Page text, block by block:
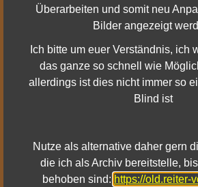
90
-45% +90%
100
-50% +100%
Du bist der Meinung hier stimmt
Formular
Überarbeiten und somit neu
Bilder angezeigt
Ich bitte um euer Verständnis, ich
das ganze so schnell wie
allerdings ist dies nicht immer so
Blind ist
Nutze als alternative daher gern
die ich als Archiv bereitstelle,
behoben sind: https://old.reiter-